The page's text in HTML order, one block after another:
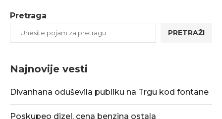
Pretraga
PRETRAŽI
Najnovije vesti
Divanhana oduševila publiku na Trgu kod fontane
Poskupeo dizel, cena benzina ostala